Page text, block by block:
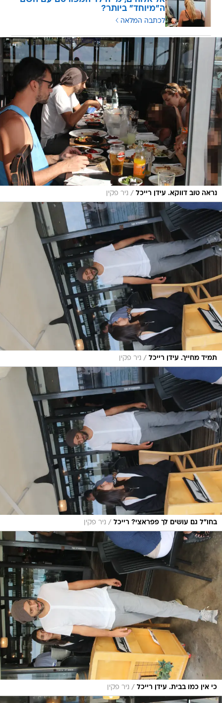
ה"מיוחד" ביותר?
לכתבה המלאה
נראה טוב דווקא. עידן רייכל / ניר פקין
תמיד מחייך. עידן רייכל / ניר פקין
בחו"ל גם עושים לך פפראצי? רייכל / ניר פקין
כי אין כמו בבית. עידן רייכל / ניר פקין